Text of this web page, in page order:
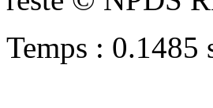
Temps : 0.1485